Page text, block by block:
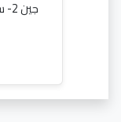
جين 2- سكودا فاليشيا كوري - 6PK 1680